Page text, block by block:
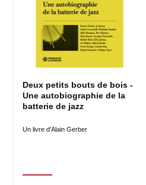
et mes Érics
quelques batteurs, trois
»
Deux petits bouts de bois -
Une autobiographie de la
batterie de jazz
Un livre d'Alain Gerber